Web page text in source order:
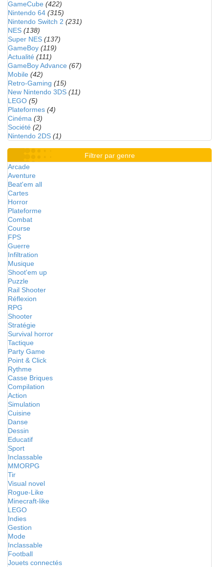
GameCube (422)
Nintendo 64 (315)
Nintendo Switch 2 (231)
NES (138)
Super NES (137)
GameBoy (119)
Actualité (111)
GameBoy Advance (67)
Mobile (42)
Retro-Gaming (15)
New Nintendo 3DS (11)
LEGO (5)
Plateformes (4)
Cinéma (3)
Société (2)
Nintendo 2DS (1)
Filtrer par genre
Arcade
Aventure
Beat'em all
Cartes
Horror
Plateforme
Combat
Course
FPS
Guerre
Infiltration
Musique
Shoot'em up
Puzzle
Rail Shooter
Réflexion
RPG
Shooter
Stratégie
Survival horror
Tactique
Party Game
Point & Click
Rythme
Casse Briques
Compilation
Action
Simulation
Cuisine
Danse
Dessin
Educatif
Sport
Inclassable
MMORPG
Tir
Visual novel
Rogue-Like
Minecraft-like
LEGO
Indies
Gestion
Mode
Inclassable
Football
Jouets connectés